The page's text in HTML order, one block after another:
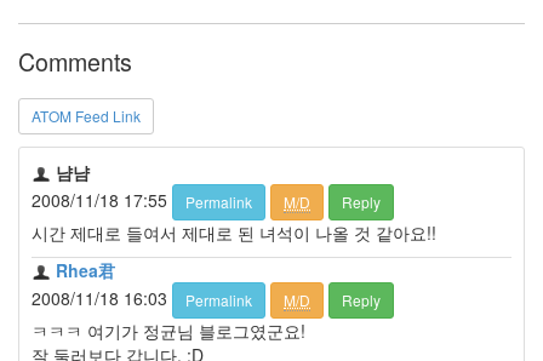
Comments
ATOM Feed Link
냠냠
2008/11/18 17:55
Permalink M/D Reply
시간 제대로 들여서 제대로 된 녀석이 나올 것 같아요!!
Rhea君
2008/11/18 16:03
Permalink M/D Reply
ㅋㅋㅋ 여기가 정균님 블로그였군요!
잘 둘러보다 갑니다. :D
균
AA
1.5V
Li-
ion
1280...
1
김
정
균